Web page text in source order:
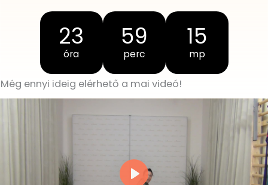
23
óra
59
perc
15
mp
Még ennyi ideig elérhető a mai videó!